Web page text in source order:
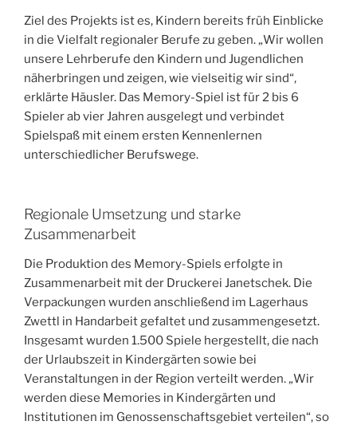
Ziel des Projekts ist es, Kindern bereits früh Einblicke
in die Vielfalt regionaler Berufe zu geben. „Wir wollen
unsere Lehrberufe den Kindern und Jugendlichen
näherbringen und zeigen, wie vielseitig wir sind“,
erklärte Häusler. Das Memory-Spiel ist für 2 bis 6
Spieler ab vier Jahren ausgelegt und verbindet
Spielspaß mit einem ersten Kennenlernen
unterschiedlicher Berufswege.
Regionale Umsetzung und starke
Zusammenarbeit
Die Produktion des Memory-Spiels erfolgte in
Zusammenarbeit mit der Druckerei Janetschek. Die
Verpackungen wurden anschließend im Lagerhaus
Zwettl in Handarbeit gefaltet und zusammengesetzt.
Insgesamt wurden 1.500 Spiele hergestellt, die nach
der Urlaubszeit in Kindergärten sowie bei
Veranstaltungen in der Region verteilt werden. „Wir
werden diese Memories in Kindergärten und
Institutionen im Genossenschaftsgebiet verteilen“, so